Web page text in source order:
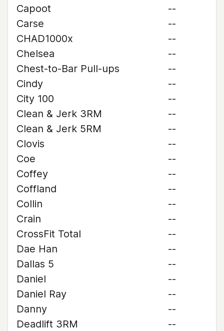
Capoot
--
Carse
--
CHAD1000x
--
Chelsea
--
Chest-to-Bar Pull-ups
--
Cindy
--
City 100
--
Clean & Jerk 3RM
--
Clean & Jerk 5RM
--
Clovis
--
Coe
--
Coffey
--
Coffland
--
Collin
--
Crain
--
CrossFit Total
--
Dae Han
--
Dallas 5
--
Daniel
--
Daniel Ray
--
Danny
--
Deadlift 3RM
--